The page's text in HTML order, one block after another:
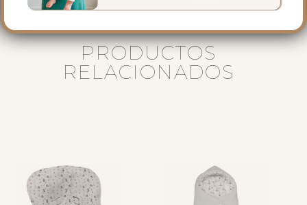
PRODUCTOS
RELACIONADOS